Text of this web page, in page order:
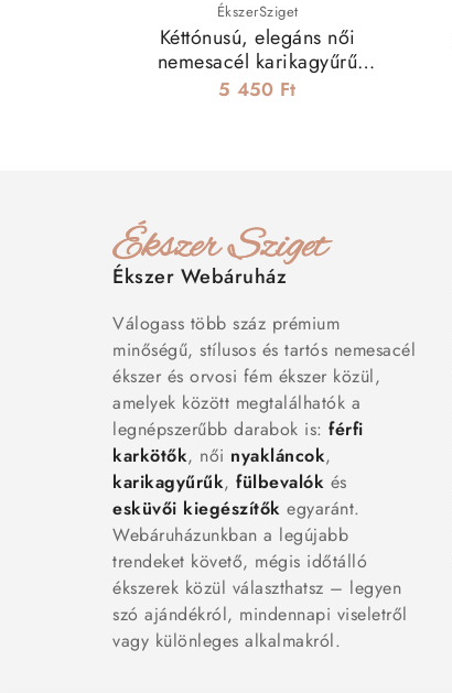
ÉkszerSziget
Kéttónusú, elegáns női
nemesacél karikagyűrű
cirkóniával
5 450 Ft
Ékszer Webáruház
Válogass több száz prémium
minőségű, stílusos és tartós nemesacél
ékszer és orvosi fém ékszer közül,
amelyek között megtalálhatók a
legnépszerűbb darabok is: férfi
karkötők, női nyakláncok,
karikagyűrűk, fülbevalók és
esküvői kiegészítők egyaránt.
Webáruházunkban a legújabb
trendeket követő, mégis időtálló
ékszerek közül választhatsz – legyen
szó ajándékról, mindennapi viseletről
vagy különleges alkalmakról.